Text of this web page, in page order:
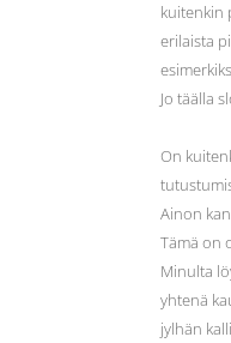
kuitenkin
erilaista
Jo täälla
On
Ainon
Tämä on
Minulta
yhtenä
jylhän